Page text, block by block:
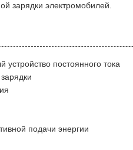
зарядки электромобилей.
постоянного тока
подачи энергии